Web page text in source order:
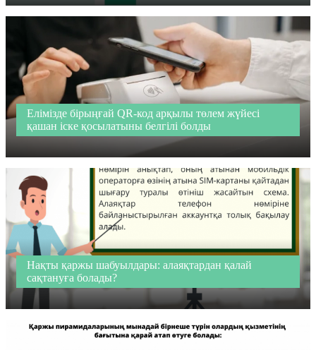
Елімізде бірыңғай QR-код арқылы төлем жүйесі
қашан іске қосылатыны белгілі болды
Нақты қаржы шабуылдары: алаяқтардан қалай
сақтануға болады?